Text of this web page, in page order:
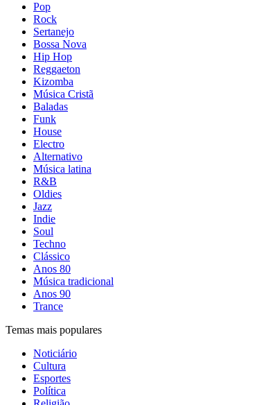
Pop
Rock
Sertanejo
Bossa Nova
Hip Hop
Reggaeton
Kizomba
Música Cristã
Baladas
Funk
House
Electro
Alternativo
Música latina
R&B
Oldies
Jazz
Indie
Soul
Techno
Clássico
Anos 80
Música tradicional
Anos 90
Trance
Temas mais populares
Noticiário
Cultura
Esportes
Política